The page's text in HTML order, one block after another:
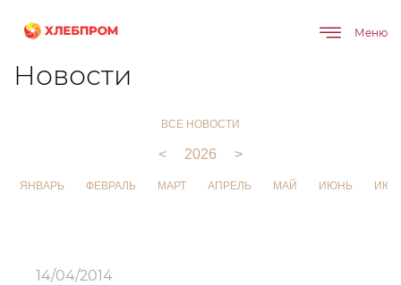
Меню
Главная О компании
Новости
ВСЕ НОВОСТИ
< 2026 >
ЯНВАРЬ ФЕВРАЛЬ МАРТ АПРЕЛЬ МАЙ ИЮНЬ
14/04/2014